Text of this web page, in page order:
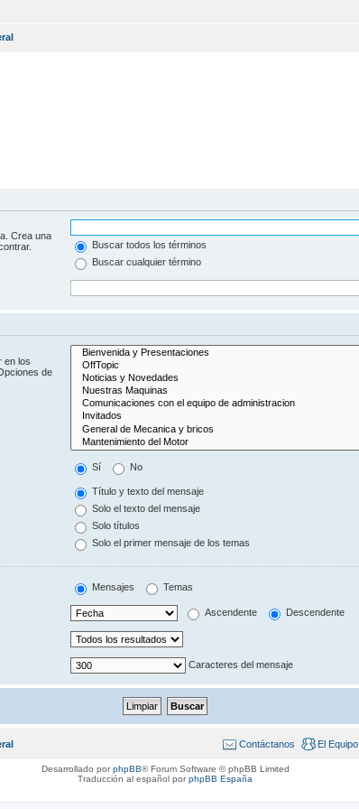
Crea una
Buscar todos los términos
Buscar cualquier término
en los
de
Sí No
Título y texto del mensaje
Solo el texto del mensaje
Solo títulos
Solo el primer mensaje de los temas
Mensajes Temas
Ascendente Descendente
Caracteres del mensaje
El Equipo
Contáctanos
Desarrollado porphpBB® Forum Software © phpBB Limited
Traducción al español porphpBB España